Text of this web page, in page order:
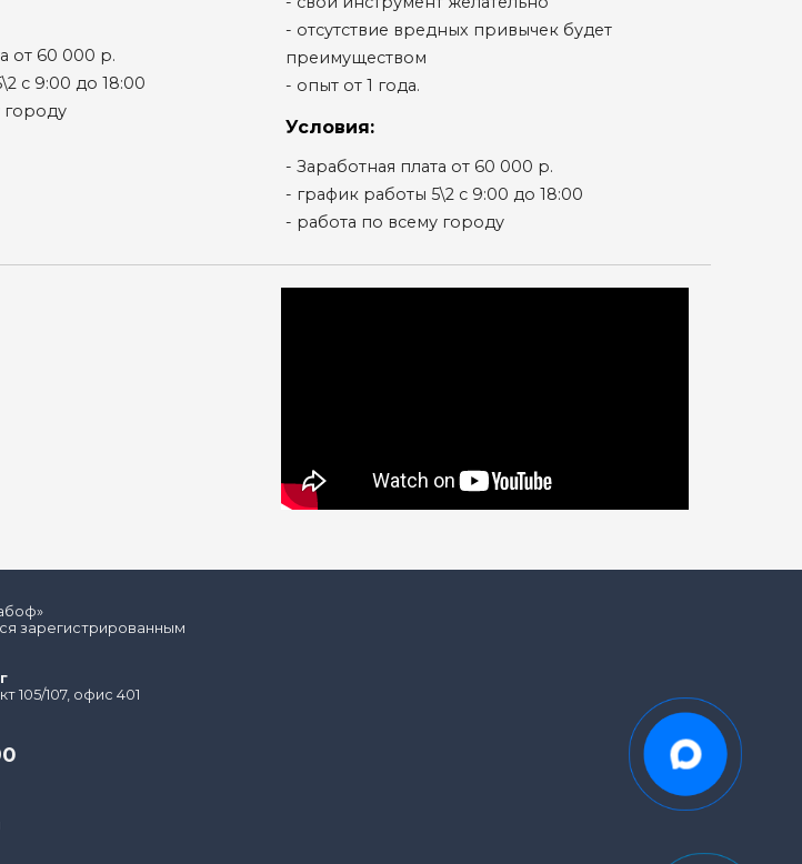
от 60 000 р.
с 9:00 до 18:00
городу
- отсутствие вредных привычек будет
преимуществом
- опыт от 1 года.
Условия:
- Заработная плата от 60 000 р.
- график работы 5\2 с 9:00 до 18:00
- работа по всему городу
зарегистрированным
105/107, офис 401